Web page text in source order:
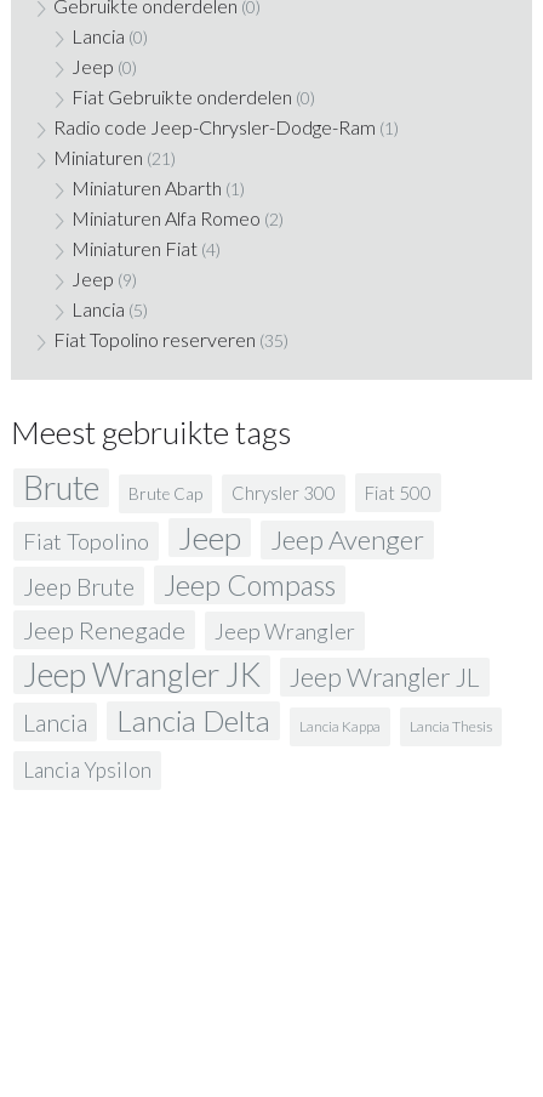
Gebruikte onderdelen (0)
Lancia (0)
Jeep (0)
Fiat Gebruikte onderdelen (0)
Radio code Jeep-Chrysler-Dodge-Ram (1)
Miniaturen (21)
Miniaturen Abarth (1)
Miniaturen Alfa Romeo (2)
Miniaturen Fiat (4)
Jeep (9)
Lancia (5)
Fiat Topolino reserveren (35)
Meest gebruikte tags
Brute Brute Cap Chrysler 300 Fiat 500
Fiat Topolino Jeep Jeep Avenger
Jeep Brute Jeep Compass
Jeep Renegade Jeep Wrangler
Jeep Wrangler JK Jeep Wrangler JL
Lancia Lancia Delta Lancia Kappa Lancia Thesis
Lancia Ypsilon